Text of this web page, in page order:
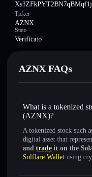
Ticker
AZNX
Stato
Verificato
AZNX FAQs
What is a tokenized
(AZNX)?
A tokenized stock such
digital asset that
and trade it on the
Solflare Wallet using